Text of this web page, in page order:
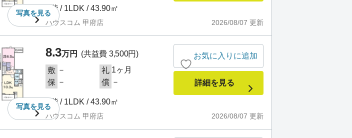
写真を見る
2階 / 1LDK / 43.90㎡
2026/08/07 更新
ハウスコム 甲府店
写真を見る
8.3万円
(共益費 3,500円)
敷 － 礼 1ヶ月
保 － 償 －
2階 / 1LDK / 43.90㎡
2026/08/07 更新
ハウスコム 甲府店
お気に入りに追加
詳細を見る